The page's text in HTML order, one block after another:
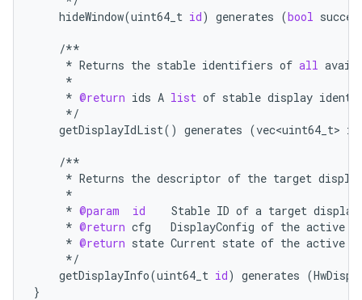
hideWindow(uint64_t id) generates (bool
/**
* Returns the stable identifiers of all
*
* @return ids A list of stable display
*/
getDisplayIdList() generates (vec<uint64_t>
/**
* Returns the descriptor of the target
*
* @param id Stable ID of a target display
* @return cfg DisplayConfig of the active
* @return state Current state of the active
*/
getDisplayInfo(uint64_t id) generates (
}